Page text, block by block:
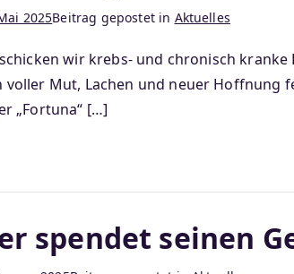
2025Beitrag gepostet in Aktuelles
wir krebs- und chronisch
Mut, Lachen und neuer Hoffnung
„Fortuna“ […]
spendet seinen